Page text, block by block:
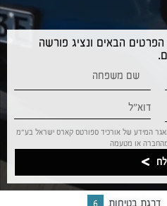
הבאים ונציג פורשה
המידע של אורכיד ספורטס קארס ישראל בע”מ
דרגת בטיחות 6